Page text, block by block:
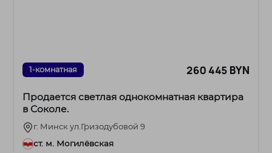
1-комнатная 260 445 BYN
Продается светлая однокомнатная квартира
в Соколе.
г. Минск ул.Гризодубовой 9
ст. м. Могилёвская